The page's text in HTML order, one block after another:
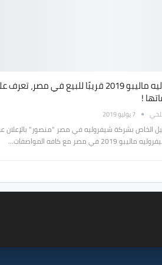
شيفروليه ماليبو 2019 قريبًا للبيع في مصر،
!
7 يوليو 2019
الخاص بشركة شيفروليه في مصر "منصور" بالإعلان
2019 في مصر مع كافه المواصفات…